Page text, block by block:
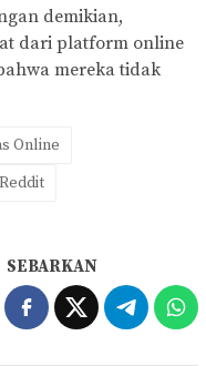
demikian,
dari platform online
mereka tidak
Online
Reddit
SEBARKAN